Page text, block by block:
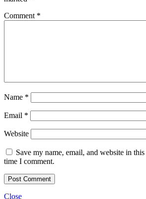
Comment *
Name *
Email *
Website
Save my name, email, and website in
time I comment.
Close